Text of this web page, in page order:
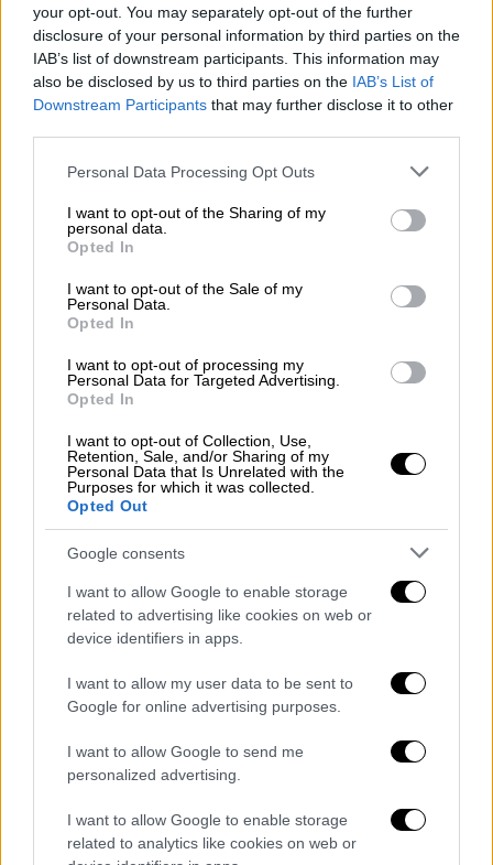
your opt-out. You may separately opt-out of the further
disclosure of your personal information by third parties on the
IAB’s list of downstream participants. This information may
also be disclosed by us to third parties on the IAB’s List of
Downstream Participants that may further disclose it to other
Please note that this website/app uses one or more Google
not limited to your visit or usage behaviour. You may click to
grant or deny consent to Google and its third-party tags to
use your data for below specified purposes in below Google
consent section.
Personal Data Processing Opt Outs
I want to opt-out of the Sharing of my
personal data.
Opted In
I want to opt-out of the Sale of my
Personal Data.
Opted In
I want to opt-out of processing my
Personal Data for Targeted Advertising.
Opted In
I want to opt-out of Collection, Use,
Retention, Sale, and/or Sharing of my
Personal Data that Is Unrelated with the
Purposes for which it was collected.
Opted Out
Google consents
I want to allow Google to enable storage
related to advertising like cookies on web or
device identifiers in apps.
I want to allow my user data to be sent to
Google for online advertising purposes.
I want to allow Google to send me
personalized advertising.
I want to allow Google to enable storage
related to analytics like cookies on web or
Πολιτική|11.01.2024 21:21
Δημοσκόπηση Prorata: Ελάχιστη
διαφορά ΣΥΡΙΖΑ - ΚΚΕ για την τρίτη
θέση - Τι λένε οι πολίτες για τα
ιδιωτικά ΑΕΙ
Πολιτική|13.01.2024 10:00
Δημοσκόπηση GPO: Στο 20,6% η
κοινωνία για τον γάμο και την
τεκνοθεσία των ομόφυλων
ζευγαριών
Σήμερα, όταν ερωτώνται πιο κόμμα θα
ψήφιζαν, αν αύριο διεξάγονταν βουλευτικές
εκλογές, τη ΝΔ επιλέγει το
σημαίνει ότι το κυβερνών κόμμα
χάνει ένα
από τον επίμαχο
πολιτικό χώρο.
Την ίδια ώρα, το ΠΑΣΟΚ
του στο κέντρο,καθώς το επιλέγει το 17%
των κεντρώων (έναντι 11% που το έπραξε
στις εκλογές του Ιουνίου), ενώ κερδίζει και
ΣΥΡΙΖΑ , που, από 7% τον Ιούνιο,
προσελκύει σήμερα το 9%